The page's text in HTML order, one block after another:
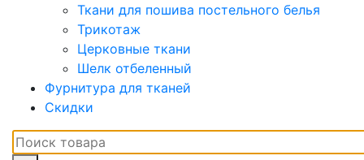
Ткани для пошива постельного белья
Трикотаж
Церковные ткани
Шелк отбеленный
Фурнитура для тканей
Скидки